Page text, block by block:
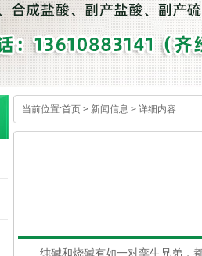
当前位置:首页 > 新闻信息 > 详细内容
纯碱和烧碱有如一对孪生兄弟，